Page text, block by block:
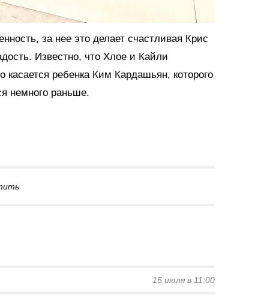
за нее это делает счастливая Крис
Известно, что Хлое и Кайли
ребенка Ким Кардашьян, которого
немного раньше.
15 июля в 11:00